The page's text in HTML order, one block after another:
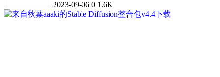
2023-09-06 0 1.6K